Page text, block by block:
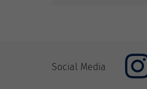
Social Media